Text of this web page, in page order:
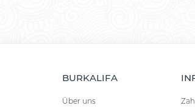
BURKALIFA
Über uns